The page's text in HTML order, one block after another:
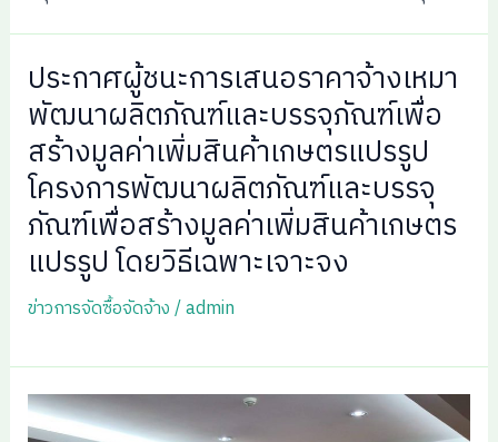
ประกาศผู้ชนะการเสนอราคาจ้างเหมา
พัฒนาผลิตภัณฑ์และบรรจุภัณฑ์เพื่อ
สร้างมูลค่าเพิ่มสินค้าเกษตรแปรรูป
โครงการพัฒนาผลิตภัณฑ์และบรรจุ
ภัณฑ์เพื่อสร้างมูลค่าเพิ่มสินค้าเกษตร
แปรรูป โดยวิธีเฉพาะเจาะจง
ข่าวการจัดซื้อจัดจ้าง/admin